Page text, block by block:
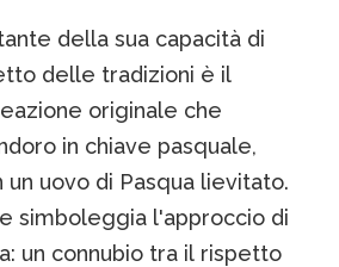
della sua capacità di
delle tradizioni è il
originale che
in chiave pasquale,
uovo di Pasqua lievitato.
simboleggia l'approccio di
un connubio tra il rispetto